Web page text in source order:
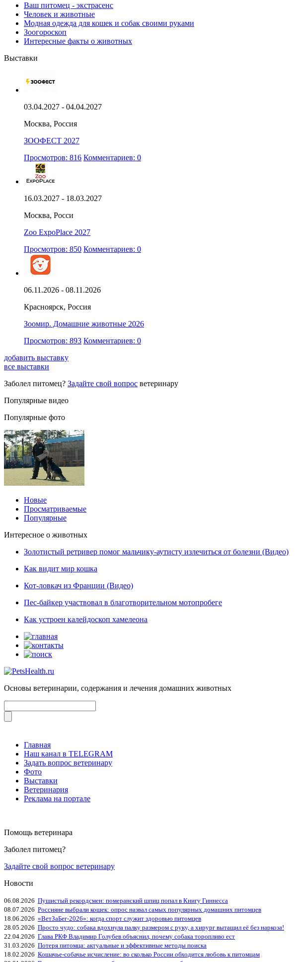
Ваш питомец - экстрасенс
Человек и животные
Модная одежда для кошек и собак своими руками
Зоогороскоп
Интересные факты о животных
Выставки
03.04.2027 - 04.04.2027
Москва, Россия
ЗООФЕСТ 2027
Просмотров: 816 Комментариев: 0
16.03.2027 - 18.03.2027
Москва, Росси
Zoo ExpoPlace 2027
Просмотров: 850 Комментариев: 0
06.11.2026 - 08.11.2026
Красноярск, Россия
Зоомир. Домашние животные 2026
Просмотров: 893 Комментариев: 0
добавить выставку
все выставки
Заболел питомец? Задайте свой вопрос ветеринару
Популярные видео
Популярные фото
Новые
Просматриваемые
Популярные
Интересное о животных
Золотистый ретривер помог мальчику-аутисту излечиться от болезни (Видео)
Как видит мир кошка
Кот-ловкач из Франции (Видео)
Пес-байкер участвовал в благотворительном мотопробеге
Как устроен калейдоскоп хамелеона
Основы ветеринарии, содержания и лечения домашних животных
Главная
Наш канал в TELEGRAM
Задать вопрос ветеринару
Фото
Выставки
Ветеринария
Реклама на портале
Помощь ветеринара
Заболел питомец?
Задайте свой вопрос ветеринару
Новости
06.08.2026 Пушистый рекордсмен: померанский шпиц попал в Книгу Гиннесса
08.07.2026 Россияне выбрали кошек: опрос назвал самых популярных домашних питомцев
18.06.2026 «ВетЗаБег‑2026»: когда спорт служит здоровью питомцев
28.05.2026 Просто чудо: собака вдохнула палку размером с руку, а хирург вытащил её без наркоза!
22.04.2026 Глава РКФ Владимир Голубев объяснил, почему собака торопливо ест
31.03.2026 Потеря питомца: актуальные и эффективные методы поиска
18.02.2026 Кошачье-собачье исчисление: во сколько России обходится любовь к питомцам